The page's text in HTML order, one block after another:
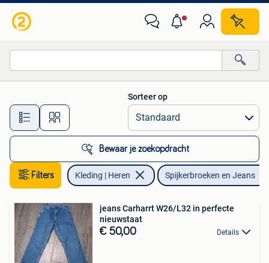
Alle afstanden…
Sorteer op
Bewaar je zoekopdracht
Filters Kleding | Heren Spijkerbroeken en Jeans
jeans Carharrt W26/L32 in perfecte
nieuwstaat
€ 50,00 Details